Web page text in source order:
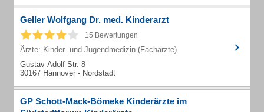
Geller Wolfgang Dr. med. Kinderarzt
15 Bewertungen
Ärzte: Kinder- und Jugendmedizin (Fachärzte)
Gustav-Adolf-Str. 8
30167 Hannover - Nordstadt
GP Schott-Mack-Bömeke Kinderärzte im